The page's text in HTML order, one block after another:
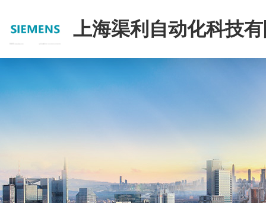
上海渠利自动化科技